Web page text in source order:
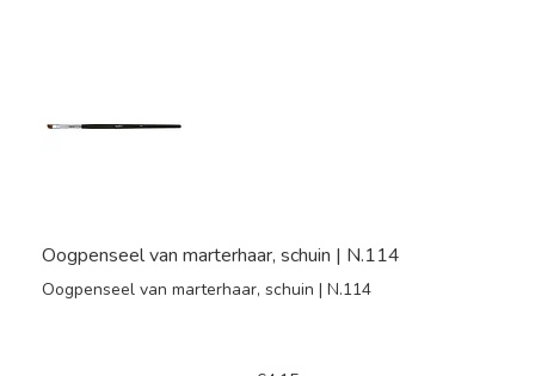
Oogpenseel van marterhaar, schuin | N.114
Oogpenseel van marterhaar, schuin | N.114